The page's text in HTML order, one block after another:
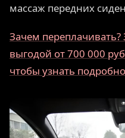
массаж передних
Зачем переплачивать?
выгодой от 700 000
чтобы узнать